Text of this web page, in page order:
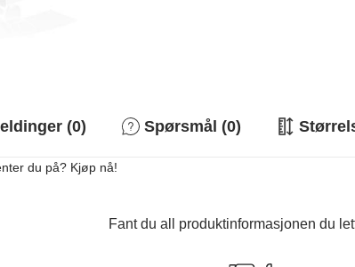
(0) Spørsmål (0)
du på? Kjøp nå!
Fant du all produktinformasjonen du